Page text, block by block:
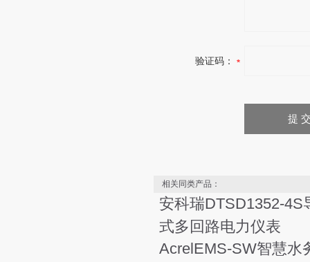
验证码：
相关同类产品：
安科瑞DTSD1352-4S
式多回路电力仪表
AcrelEMS-SW智慧水